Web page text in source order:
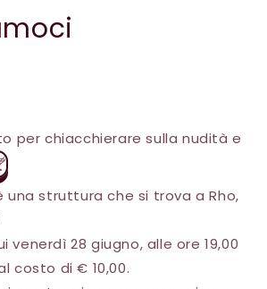
per chiacchierare sulla nudità e
una struttura che si trova a Rho,
venerdì 28 giugno, alle ore 19,00
costo di € 10,00.